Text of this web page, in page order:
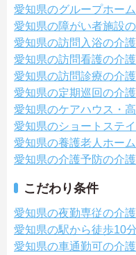
愛知県のグループホー
愛知県の障がい者施設
愛知県の訪問入浴の介護
愛知県の訪問看護の介護
愛知県の訪問診療の介護
愛知県の定期巡回の介護
愛知県のケアハウス・
愛知県のショートステ
愛知県の養護老人ホー
愛知県の介護予防の介護
こだわり条件
愛知県の夜勤専従の介
愛知県の駅から徒歩10
愛知県の車通勤可の介